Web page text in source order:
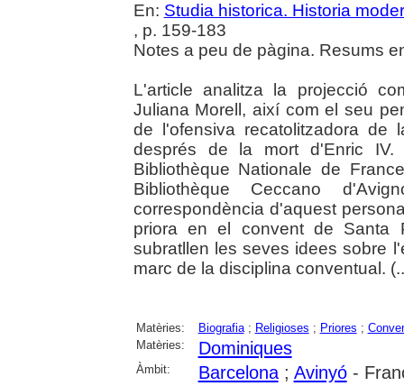
En: Studia historica. Historia
, p. 159-183
Notes a peu de pàgina. Resums
L'article analitza la projecció
Juliana Morell, així com el seu
de l'ofensiva recatolitzadora de
després de la mort d'Enric
Bibliothèque Nationale de
Bibliothèque Ceccano
correspondència d'aquest
priora en el convent de Santa
subratllen les seves idees sobre
marc de la disciplina conventual.
Matèries: Biografia; Religioses ; Priores ;
Matèries:
Dominiques
Àmbit: Barcelona; Avinyó-